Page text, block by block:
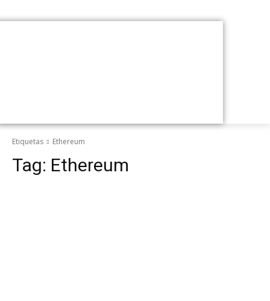
Etiquetas Ethereum
Tag: Ethereum